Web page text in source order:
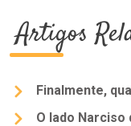
Artigos
Finalmente,
O lado Narciso